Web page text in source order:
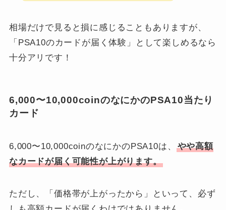
相場だけで見ると損に感じることもありますが、
「PSA10のカードが届く体験」として楽しめるなら
十分アリです！
6,000〜10,000coinのなにかのPSA10当たり
カード
6,000〜10,000coinのなにかのPSA10は、
やや高額
なカードが届く可能性が上がります。
ただし、「価格帯が上がったから」といって、必ず